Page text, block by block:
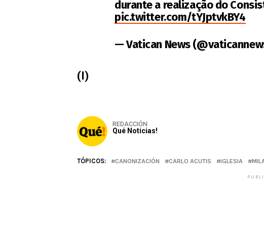
durante a realização do
pic.twitter.com/tYJptvkBY4
— Vatican News
(I)
REDACCIÓN
Qué Noticias!
TÓPICOS: CANONIZACIÓN CARLO ACUTIS IGLESIA